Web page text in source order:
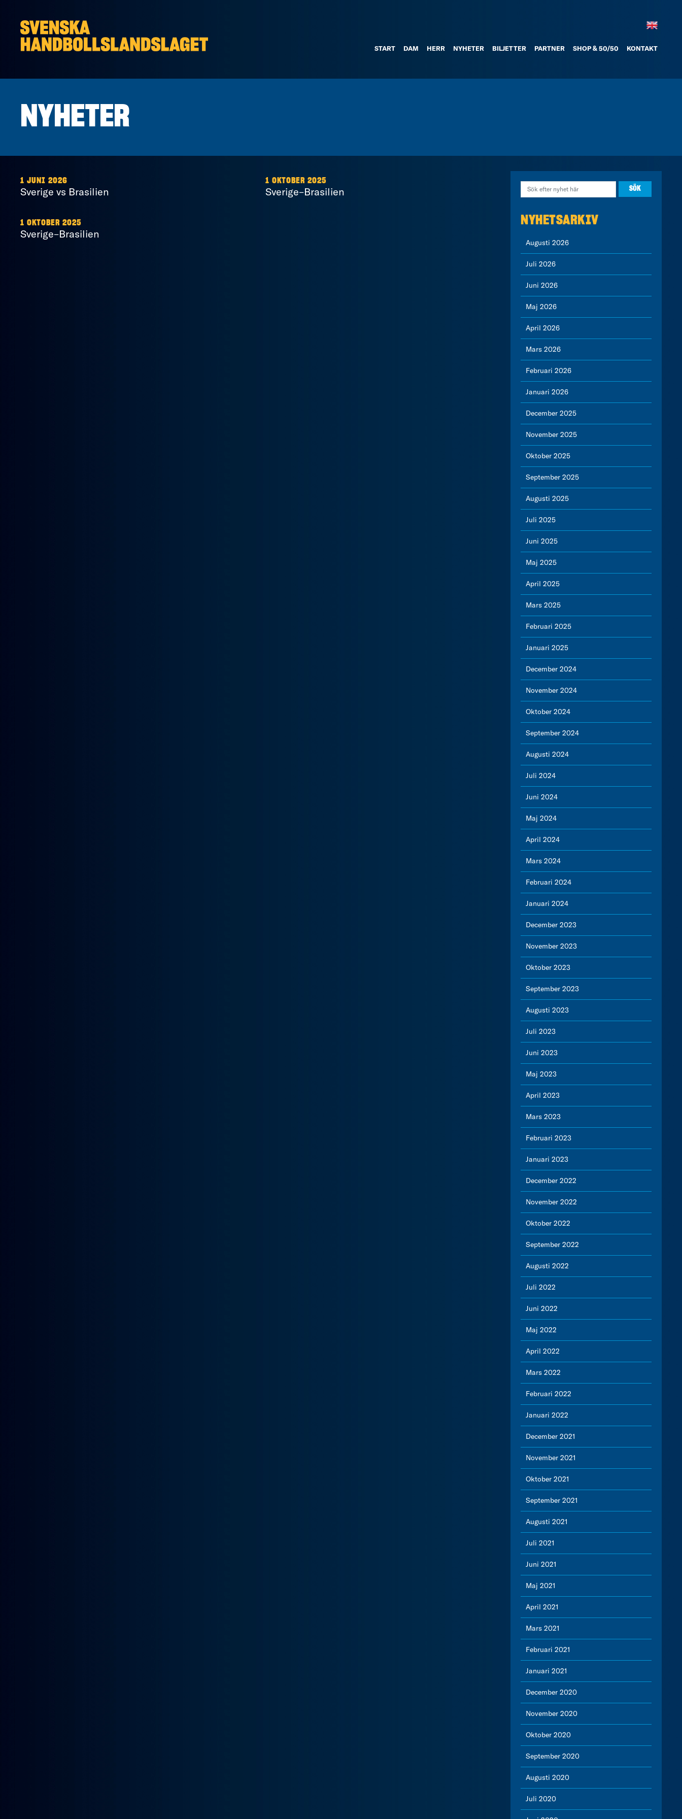
START DAM HERR NYHETER BILJETTER PARTNER SHOP & 50/50 KONTAKT
NYHETER
1 JUNI 2026
Sverige vs Brasilien
1 OKTOBER 2025
Sverige–Brasilien
1 OKTOBER 2025
Sverige–Brasilien
NYHETSARKIV
Augusti 2026
Juli 2026
Juni 2026
Maj 2026
April 2026
Mars 2026
Februari 2026
Januari 2026
December 2025
November 2025
Oktober 2025
September 2025
Augusti 2025
Juli 2025
Juni 2025
Maj 2025
April 2025
Mars 2025
Februari 2025
Januari 2025
December 2024
November 2024
Oktober 2024
September 2024
Augusti 2024
Juli 2024
Juni 2024
Maj 2024
April 2024
Mars 2024
Februari 2024
Januari 2024
December 2023
November 2023
Oktober 2023
September 2023
Augusti 2023
Juli 2023
Juni 2023
Maj 2023
April 2023
Mars 2023
Februari 2023
Januari 2023
December 2022
November 2022
Oktober 2022
September 2022
Augusti 2022
Juli 2022
Juni 2022
Maj 2022
April 2022
Mars 2022
Februari 2022
Januari 2022
December 2021
November 2021
Oktober 2021
September 2021
Augusti 2021
Juli 2021
Juni 2021
Maj 2021
April 2021
Mars 2021
Februari 2021
Januari 2021
December 2020
November 2020
Oktober 2020
September 2020
Augusti 2020
Juli 2020